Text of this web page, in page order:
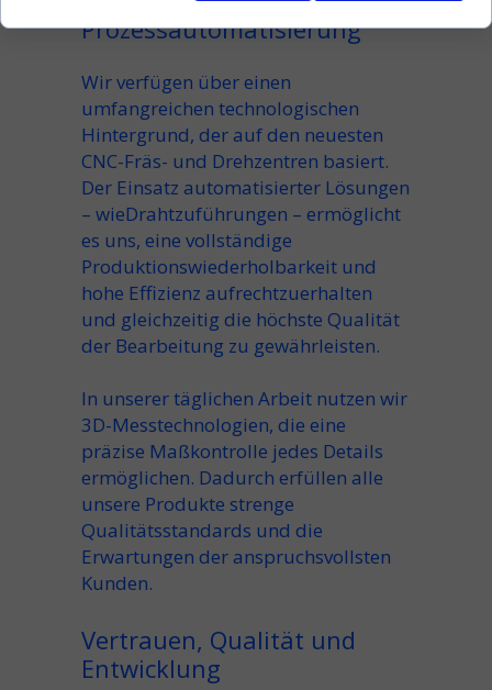
Prozessautomatisierung
Wir verfügen über einen
umfangreichen technologischen
Hintergrund, der auf den neuesten
CNC-Fräs- und Drehzentren basiert.
Der Einsatz automatisierter Lösungen
– wieDrahtzuführungen – ermöglicht
es uns, eine vollständige
Produktionswiederholbarkeit und
hohe Effizienz aufrechtzuerhalten
und gleichzeitig die höchste Qualität
der Bearbeitung zu gewährleisten.
In unserer täglichen Arbeit nutzen wir
3D-Messtechnologien, die eine
präzise Maßkontrolle jedes Details
ermöglichen. Dadurch erfüllen alle
unsere Produkte strenge
Qualitätsstandards und die
Erwartungen der anspruchsvollsten
Kunden.
Vertrauen, Qualität und
Entwicklung